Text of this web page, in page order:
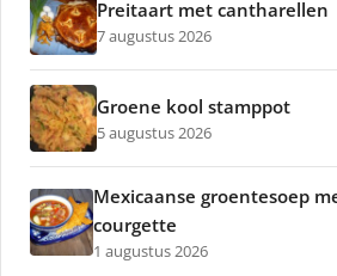
Preitaart met cantharellen
7 augustus 2026
Groene kool stamppot
5 augustus 2026
Mexicaanse groentesoep
courgette
1 augustus 2026